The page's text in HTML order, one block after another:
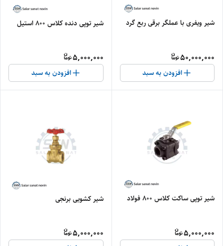
شیر ویفری با عملگر برقی ربع گرد
50,000,000
افزودن به سبد
شیر توپی دنده کلاس 800 استیل
5,000,000
افزودن به سبد
شیر توپی ساکت کلاس 800 فولاد
5,000,000
شیر کشویی برنجی
5,000,000